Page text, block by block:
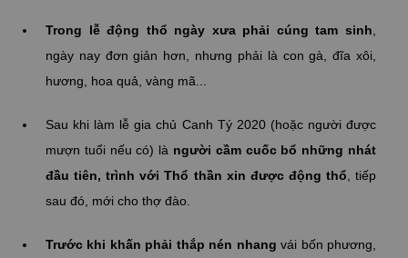
Trong lễ động thổ ngày xưa phải cúng tam sinh
ngày nay đơn giản hơn, nhưng phải là con gà, đĩa xôi,
hương, hoa quả, vàng mã...
Sau khi làm lễ gia chủ Canh Tý 2020 (hoặc người được
mượn tuổi nếu có) là người cầm cuốc bổ những nhát
đầu tiên, trình với Thổ thần xin được động thổ , tiếp
sau đó, mới cho thợ đào.
Trước khi khấn phải thắp nén nhang vái bốn phương,